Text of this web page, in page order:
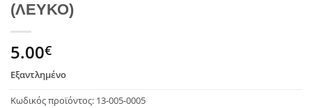
(ΛΕΥΚΟ)
5.00€
Εξαντλημένο
Κωδικός προϊόντος: 13-005-0005